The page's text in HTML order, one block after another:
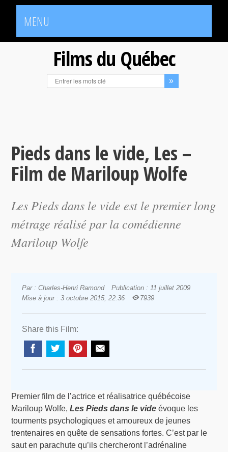
MENU
Films du Québec
Pieds dans le vide, Les –
Film de Mariloup Wolfe
Les Pieds dans le vide est le premier long
métrage réalisé par la comédienne
Mariloup Wolfe
Par : Charles-Henri Ramond
Publication : 11 juillet 2009
Mise à jour : 3 octobre 2015, 22:36
7939
Share this Film:
Premier film de l’actrice et réalisatrice québécoise
Mariloup Wolfe,Les Pieds dans le vide évoque les
tourments psychologiques et amoureux de jeunes
trentenaires en quête de sensations fortes. C’est par le
saut en parachute qu’ils chercheront l’adrénaline